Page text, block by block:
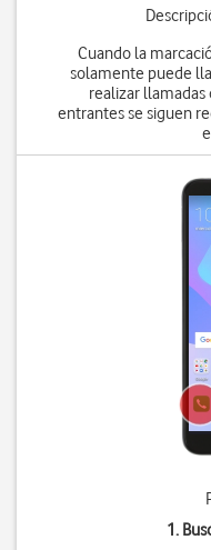
Cuando la
solamente puede
realizar llamadas
entrantes se siguen
1.